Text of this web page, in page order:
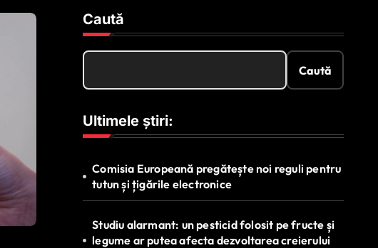
Caută
Caută
Ultimele știri:
Comisia Europeană pregătește noi reguli pentru
tutun și țigările electronice
Studiu alarmant: un pesticid folosit pe fructe și
legume ar putea afecta dezvoltarea creierului